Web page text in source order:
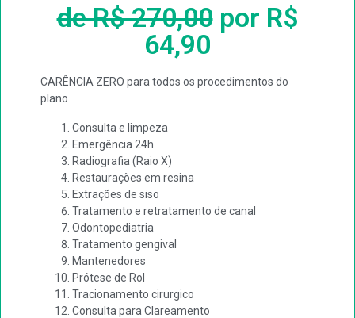
de R$ 270,00por R$
64,90
CARÊNCIA ZERO para todos os procedimentos do
plano
Consulta e limpeza
Emergência 24h
Radiografia (Raio X)
Restaurações em resina
Extrações de siso
Tratamento e retratamento de canal
Odontopediatria
Tratamento gengival
Mantenedores
Prótese de Rol
Tracionamento cirurgico
Consulta para Clareamento